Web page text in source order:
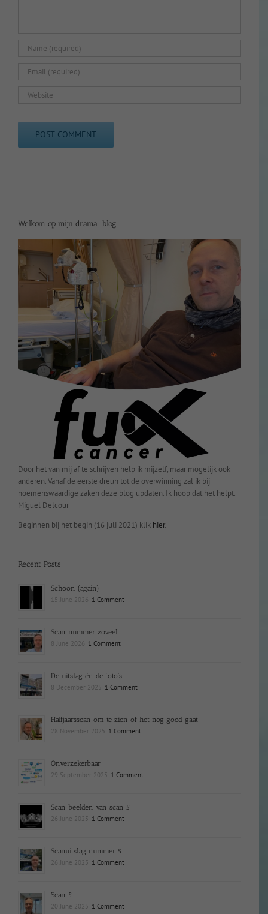
Welkom op mijn drama-blog
Door het van mij af te schrijven help ik mijzelf, maar mogelijk ook
anderen. Vanaf de eerste dreun tot de overwinning zal ik bij
noemenswaardige zaken deze blog updaten. Ik hoop dat het helpt.
Miguel Delcour
Beginnen bij het begin (16 juli 2021) klik hier.
Recent Posts
Schoon (again)
15 June 2026 1 Comment
Scan nummer zoveel
8 June 2026 1 Comment
De uitslag én de foto’s
8 December 2025 1 Comment
Halfjaarsscan om te zien of het nog goed gaat
28 November 2025 1 Comment
Onverzekerbaar
29 September 2025 1 Comment
Scan beelden van scan 5
26 June 2025 1 Comment
Scanuitslag nummer 5
26 June 2025 1 Comment
Scan 5
20 June 2025 1 Comment